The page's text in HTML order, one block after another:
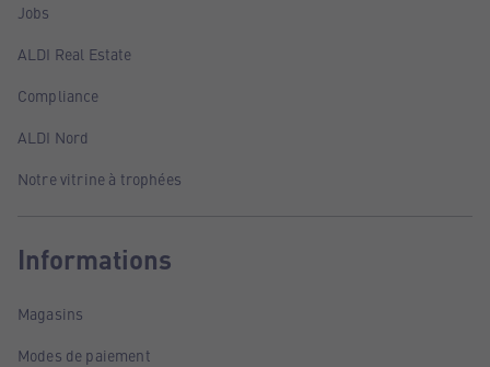
Jobs
ALDI Real Estate
Compliance
ALDI Nord
Notre vitrine à trophées
Informations
Magasins
Modes de paiement